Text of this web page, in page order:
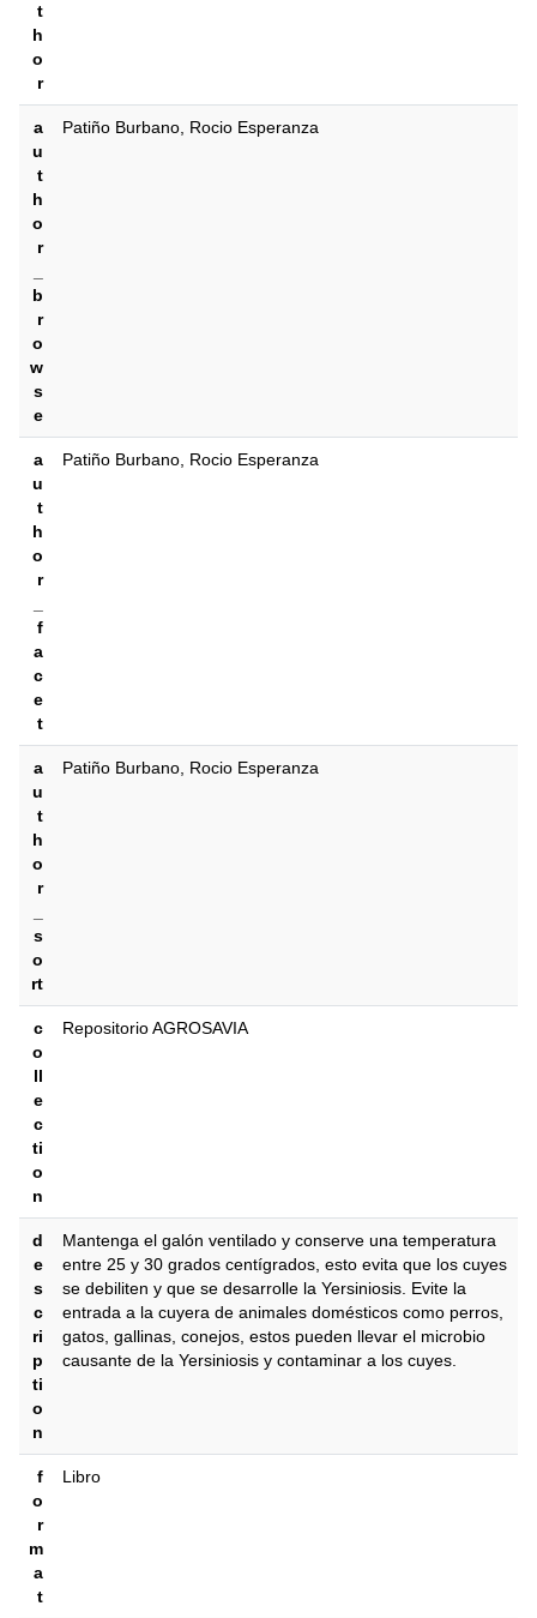
t
h
o
r
a
u
t
h
o
r
b
r
o
w
s
e
Patiño Burbano, Rocio Esperanza
a
u
t
h
o
r
f
a
c
e
t
Patiño Burbano, Rocio Esperanza
a
u
t
h
o
r
s
o
rt
Patiño Burbano, Rocio Esperanza
c
o
ll
e
c
ti
o
n
Repositorio AGROSAVIA
d
e
s
c
ri
p
ti
o
n
Mantenga el galón ventilado y conserve una temperatura
entre 25 y 30 grados centígrados, esto evita que los cuyes
se debiliten y que se desarrolle la Yersiniosis. Evite la
entrada a la cuyera de animales domésticos como perros,
gatos, gallinas, conejos, estos pueden llevar el microbio
causante de la Yersiniosis y contaminar a los cuyes.
f
o
r
m
a
t
Libro